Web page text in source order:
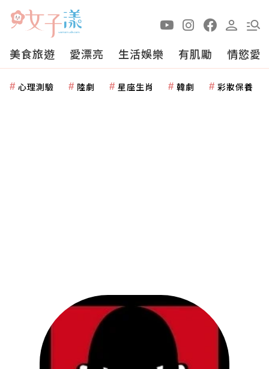
美食旅遊 愛漂亮 生活娛樂 有肌勵 情慾愛
心理測驗 陸劇 星座生肖 韓劇 彩妝保養